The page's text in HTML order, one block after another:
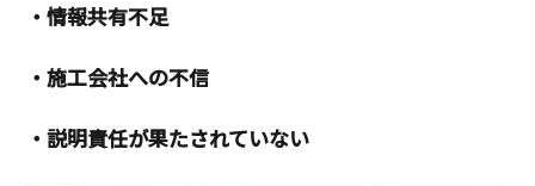
・情報共有不足
・施工会社への不信
・説明責任が果たされていない